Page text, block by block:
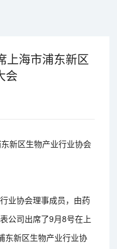
上海市浦东新区
会
新区生物产业行业协会
业协会理事成员，由药
公司出席了9月8号在上
东新区生物产业行业协